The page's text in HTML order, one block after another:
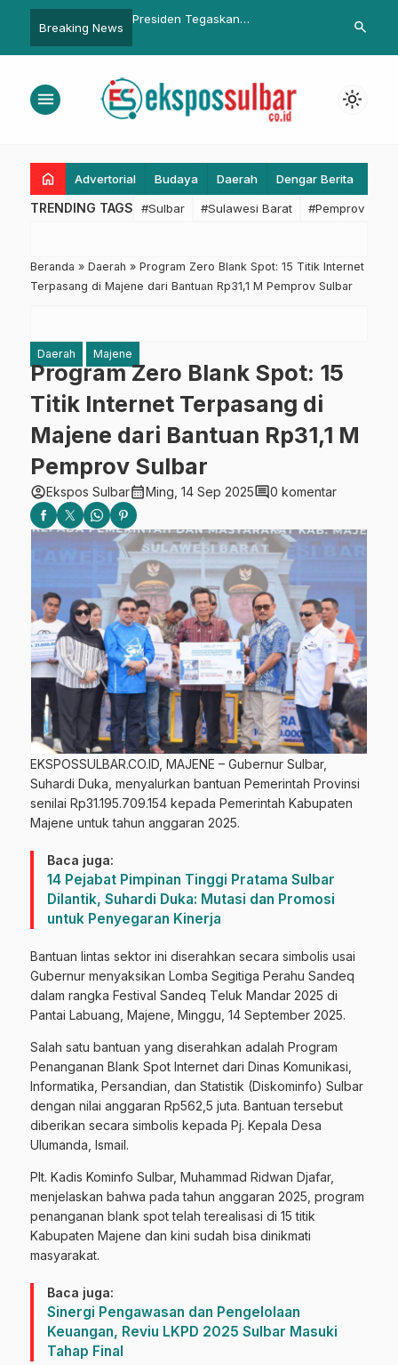
Breaking News
Stabilkan Harga di
Pangan
Presiden Tegaskan
Perhatikan Lingkungan
Wagub
Persatuan
search
menu light_mode
home Advertorial Budaya Daerah Dengar Berita
TRENDING TAGS #Sulbar #Sulawesi Barat #Pemprov
Beranda » Daerah » Program Zero Blank Spot: 15 Titik Internet
Terpasang di Majene dari Bantuan Rp31,1 M Pemprov Sulbar
Daerah Majene
Program Zero Blank Spot: 15
Titik Internet Terpasang di
Majene dari Bantuan Rp31,1 M
Pemprov Sulbar
account_circleEkspos Sulbarcalendar_monthMing, 14 Sep 2025comment0 komentar
EKSPOSSULBAR.CO.ID, MAJENE – Gubernur Sulbar,
Suhardi Duka, menyalurkan bantuan Pemerintah Provinsi
senilai Rp31.195.709.154 kepada Pemerintah Kabupaten
Majene untuk tahun anggaran 2025.
Baca juga:
14 Pejabat Pimpinan Tinggi Pratama Sulbar
Dilantik, Suhardi Duka: Mutasi dan Promosi
untuk Penyegaran Kinerja
Bantuan lintas sektor ini diserahkan secara simbolis usai
Gubernur menyaksikan Lomba Segitiga Perahu Sandeq
dalam rangka Festival Sandeq Teluk Mandar 2025 di
Pantai Labuang, Majene, Minggu, 14 September 2025.
Salah satu bantuan yang diserahkan adalah Program
Penanganan Blank Spot Internet dari Dinas Komunikasi,
Informatika, Persandian, dan Statistik (Diskominfo) Sulbar
dengan nilai anggaran Rp562,5 juta. Bantuan tersebut
diberikan secara simbolis kepada Pj. Kepala Desa
Ulumanda, Ismail.
Plt. Kadis Kominfo Sulbar, Muhammad Ridwan Djafar,
menjelaskan bahwa pada tahun anggaran 2025, program
penanganan blank spot telah terealisasi di 15 titik
Kabupaten Majene dan kini sudah bisa dinikmati
masyarakat.
Baca juga:
Sinergi Pengawasan dan Pengelolaan
Keuangan, Reviu LKPD 2025 Sulbar Masuki
Tahap Final